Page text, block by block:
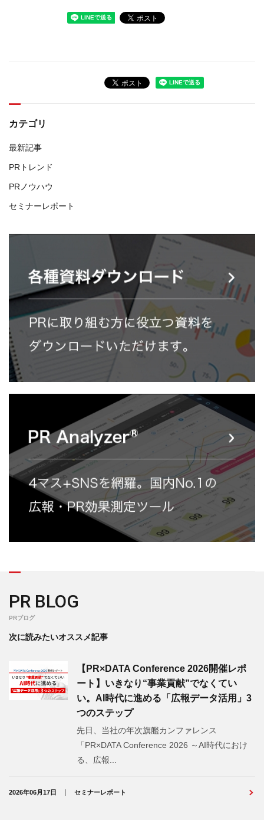
カテゴリ
最新記事
PRトレンド
PRノウハウ
セミナーレポート
PR BLOG
PRブログ
次に読みたいオススメ記事
【PR×DATA Conference 2026開催レポ
ート】いきなり“事業貢献”でなくてい
い。AI時代に進める「広報データ活用」3
つのステップ
先日、当社の年次旗艦カンファレンス
「PR×DATA Conference 2026 ～AI時代におけ
る、広報...
2026年06月17日 セミナーレポート